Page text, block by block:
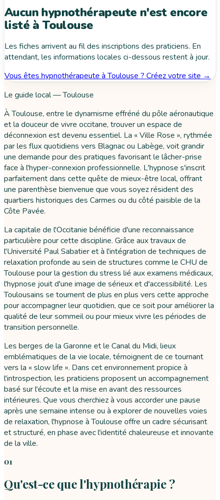
Aucun hypnothérapeute n'est encore
listé à Toulouse
Les fiches arrivent au fil des inscriptions des praticiens. En
attendant, les informations locales ci-dessous restent à jour.
Vous êtes hypnothérapeute à Toulouse ? Créez votre site →
Le guide local — Toulouse
À Toulouse, entre le dynamisme effréné du pôle aéronautique
et la douceur de vivre occitane, trouver un espace de
déconnexion est devenu essentiel. La « Ville Rose », rythmée
par les flux quotidiens vers Blagnac ou Labège, voit grandir
une demande pour des pratiques favorisant le lâcher-prise
face à l'hyper-connexion professionnelle. L'hypnose s'inscrit
parfaitement dans cette quête de mieux-être local, offrant
une parenthèse bienvenue que vous soyez résident des
quartiers historiques des Carmes ou du côté paisible de la
Côte Pavée.
La capitale de l'Occitanie bénéficie d'une reconnaissance
particulière pour cette discipline. Grâce aux travaux de
l'Université Paul Sabatier et à l'intégration de techniques de
relaxation profonde au sein de structures comme le CHU de
Toulouse pour la gestion du stress lié aux examens médicaux,
l'hypnose jouit d'une image de sérieux et d'accessibilité. Les
Toulousains se tournent de plus en plus vers cette approche
pour accompagner leur quotidien, que ce soit pour améliorer la
qualité de leur sommeil ou pour mieux vivre les périodes de
transition personnelle.
Les berges de la Garonne et le Canal du Midi, lieux
emblématiques de la vie locale, témoignent de ce tournant
vers la « slow life ». Dans cet environnement propice à
l'introspection, les praticiens proposent un accompagnement
basé sur l'écoute et la mise en avant des ressources
intérieures. Que vous cherchiez à vous accorder une pause
après une semaine intense ou à explorer de nouvelles voies
de relaxation, l'hypnose à Toulouse offre un cadre sécurisant
et structuré, en phase avec l'identité chaleureuse et innovante
de la ville.
01
Qu'est-ce que l'hypnothérapie ?